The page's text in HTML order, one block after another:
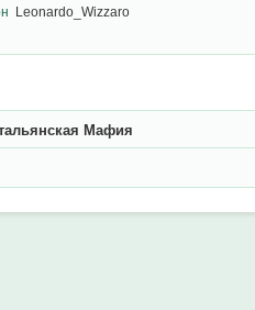
Leonardo_Wizzaro
Мафия